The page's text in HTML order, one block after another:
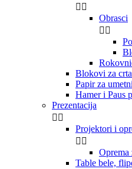
 
Obrasci
 
Blokovi za
Papir za
Hamer i Paus
Prezentacija
 
Projektori i
 
Oprema
Table bele,